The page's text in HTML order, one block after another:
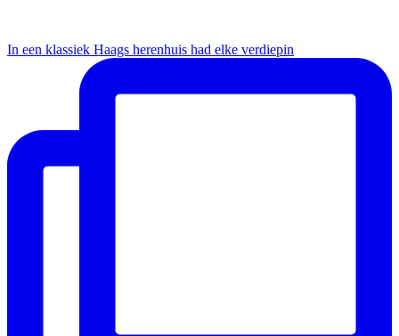
In een klassiek Haags herenhuis had elke verdiepin